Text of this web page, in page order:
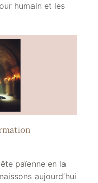
humain et les
païenne en la
aujourd’hui